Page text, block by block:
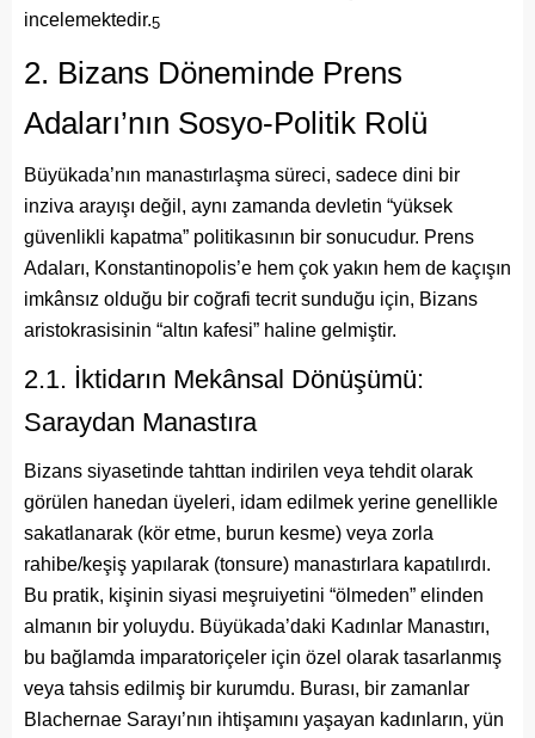
incelemektedir.5
2. Bizans Döneminde Prens
Adaları’nın Sosyo-Politik Rolü
Büyükada’nın manastırlaşma süreci, sadece dini bir
inziva arayışı değil, aynı zamanda devletin “yüksek
güvenlikli kapatma” politikasının bir sonucudur. Prens
Adaları, Konstantinopolis’e hem çok yakın hem de kaçışın
imkânsız olduğu bir coğrafi tecrit sunduğu için, Bizans
aristokrasisinin “altın kafesi” haline gelmiştir.
2.1. İktidarın Mekânsal Dönüşümü:
Saraydan Manastıra
Bizans siyasetinde tahttan indirilen veya tehdit olarak
görülen hanedan üyeleri, idam edilmek yerine genellikle
sakatlanarak (kör etme, burun kesme) veya zorla
rahibe/keşiş yapılarak (tonsure) manastırlara kapatılırdı.
Bu pratik, kişinin siyasi meşruiyetini “ölmeden” elinden
almanın bir yoluydu. Büyükada’daki Kadınlar Manastırı,
bu bağlamda imparatoriçeler için özel olarak tasarlanmış
veya tahsis edilmiş bir kurumdu. Burası, bir zamanlar
Blachernae Sarayı’nın ihtişamını yaşayan kadınların, yün